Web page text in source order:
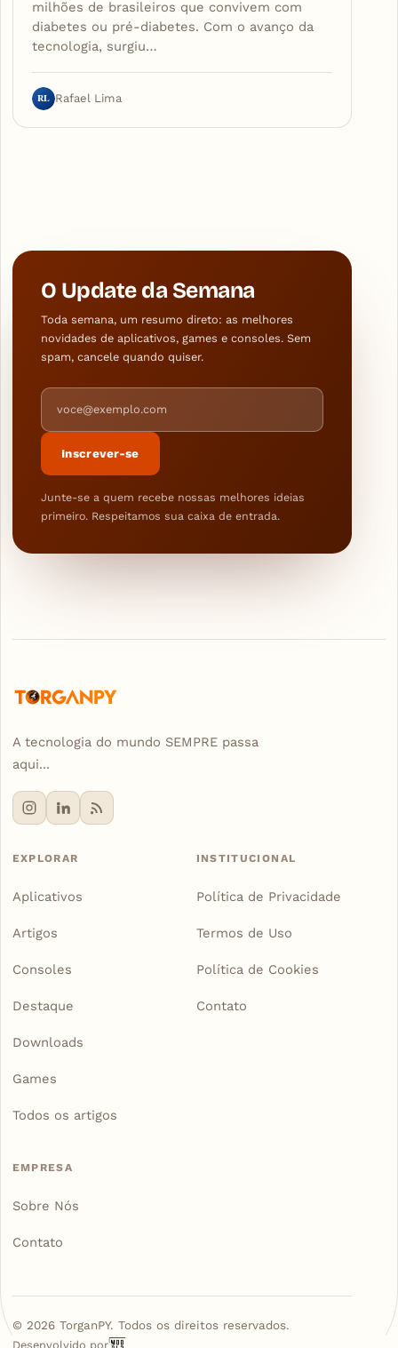
milhões de brasileiros que convivem com
diabetes ou pré-diabetes. Com o avanço da
tecnologia, surgiu…
RL Rafael Lima
O Update da Semana
Toda semana, um resumo direto: as melhores
novidades de aplicativos, games e consoles. Sem
spam, cancele quando quiser.
Endereço de e-mail
Inscrever-se
Junte-se a quem recebe nossas melhores ideias
primeiro. Respeitamos sua caixa de entrada.
A tecnologia do mundo SEMPRE passa
aqui...
EXPLORAR
Aplicativos
Artigos
Consoles
Destaque
Downloads
Games
Todos os artigos
INSTITUCIONAL
Política de Privacidade
Termos de Uso
Política de Cookies
Contato
EMPRESA
Sobre Nós
Contato
© 2026TorganPY. Todos os direitos reservados.
Desenvolvido por